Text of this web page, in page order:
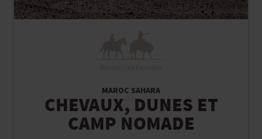
MAROC SAHARA
CHEVAUX, DUNES ET
CAMP NOMADE